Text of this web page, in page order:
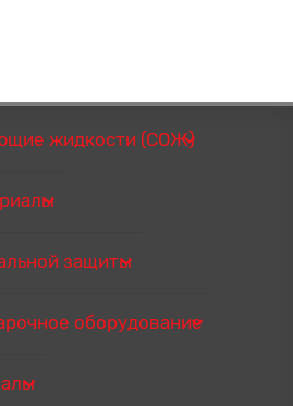
жидкости (СОЖ)
защиты
оборудование